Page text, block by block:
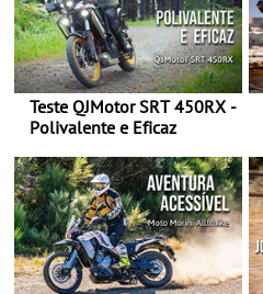
Teste QJMotor SRT 450RX -
Polivalente e Eficaz